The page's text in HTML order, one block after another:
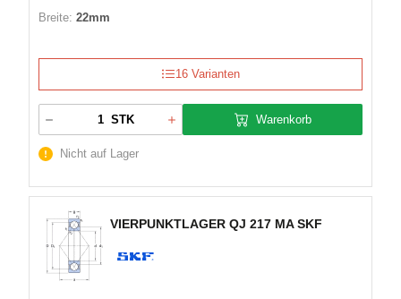
Breite: 22mm
16 Varianten
STK Warenkorb
Nicht auf Lager
VIERPUNKTLAGER QJ 217 MA SKF